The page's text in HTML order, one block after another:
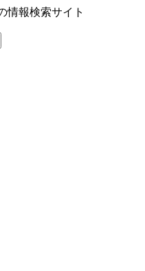
情報検索サイト